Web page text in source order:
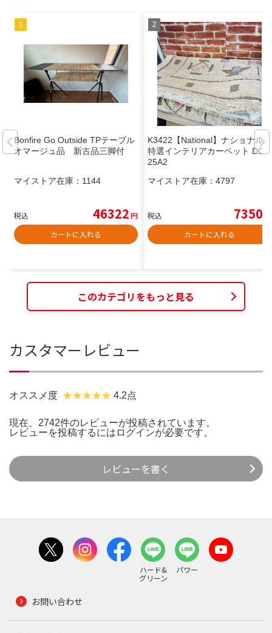
Bonfire Go Outside TPテーブル
オマージュ品 新古品三脚付
マイストア在庫： 1144
税込 46322円
カートに入れる
K3422【National】ナショナル
特選インテリアカーペット DC-
25A2
マイストア在庫： 4797
税込 7350
カートに入れる
このカテゴリをもっと見る
カスタマーレビュー
オススメ度 4.2点
現在、2742件のレビューが投稿されています。
レビューを投稿するには ログインが必要です。
レビューを書く
ハード&
グリーン
パワー
お問い合わせ